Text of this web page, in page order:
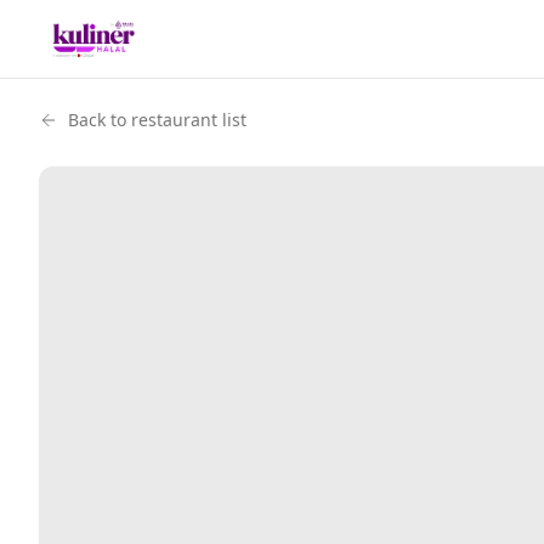
Back to restaurant list